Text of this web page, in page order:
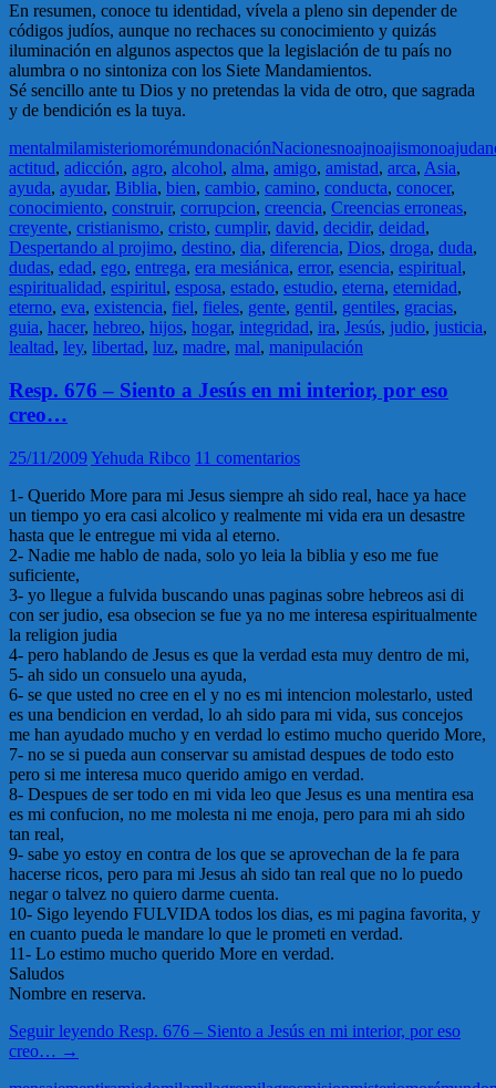
En resumen, conoce tu identidad, vívela a pleno sin depender de
códigos judíos, aunque no rechaces su conocimiento y quizás
iluminación en algunos aspectos que la legislación de tu país no
alumbra o no sintoniza con los Siete Mandamientos.
Sé sencillo ante tu Dios y no pretendas la vida de otro, que sagrada
y de bendición es la tuya.
mentalmilamisteriomorémundonaciónNacionesnoajnoajismonoajuda
actitud, adicción, agro, alcohol, alma, amigo, amistad, arca, Asia,
ayuda, ayudar, Biblia, bien, cambio, camino, conducta, conocer,
conocimiento, construir, corrupcion, creencia, Creencias erroneas,
creyente, cristianismo, cristo, cumplir, david, decidir, deidad,
Despertando al projimo, destino, dia, diferencia, Dios, droga, duda,
dudas, edad, ego, entrega, era mesiánica, error, esencia, espiritual,
espiritualidad, espiritul, esposa, estado, estudio, eterna, eternidad,
eterno, eva, existencia, fiel, fieles, gente, gentil, gentiles, gracias,
guia, hacer, hebreo, hijos, hogar, integridad, ira, Jesús, judio, justicia,
lealtad, ley, libertad, luz, madre, mal, manipulación
Resp. 676 – Siento a Jesús en mi interior, por eso
creo…
25/11/2009Yehuda Ribco 11 comentarios
1- Querido More para mi Jesus siempre ah sido real, hace ya hace
un tiempo yo era casi alcolico y realmente mi vida era un desastre
hasta que le entregue mi vida al eterno.
2- Nadie me hablo de nada, solo yo leia la biblia y eso me fue
suficiente,
3- yo llegue a fulvida buscando unas paginas sobre hebreos asi di
con ser judio, esa obsecion se fue ya no me interesa espiritualmente
la religion judia
4- pero hablando de Jesus es que la verdad esta muy dentro de mi,
5- ah sido un consuelo una ayuda,
6- se que usted no cree en el y no es mi intencion molestarlo, usted
es una bendicion en verdad, lo ah sido para mi vida, sus concejos
me han ayudado mucho y en verdad lo estimo mucho querido More,
7- no se si pueda aun conservar su amistad despues de todo esto
pero si me interesa muco querido amigo en verdad.
8- Despues de ser todo en mi vida leo que Jesus es una mentira esa
es mi confucion, no me molesta ni me enoja, pero para mi ah sido
tan real,
9- sabe yo estoy en contra de los que se aprovechan de la fe para
hacerse ricos, pero para mi Jesus ah sido tan real que no lo puedo
negar o talvez no quiero darme cuenta.
10- Sigo leyendo FULVIDA todos los dias, es mi pagina favorita, y
en cuanto pueda le mandare lo que le prometi en verdad.
11- Lo estimo mucho querido More en verdad.
Saludos
Nombre en reserva.
Seguir leyendo Resp. 676 – Siento a Jesús en mi interior, por eso
creo… →